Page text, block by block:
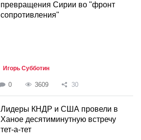
превращения Сирии во "фронт
сопротивления"
Игорь Субботин
0 3609 30
Лидеры КНДР и США провели в
Ханое десятиминутную встречу
тет-а-тет